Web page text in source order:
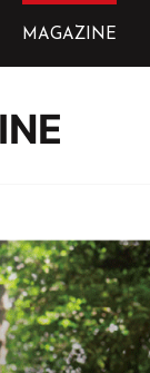
MAGAZINE